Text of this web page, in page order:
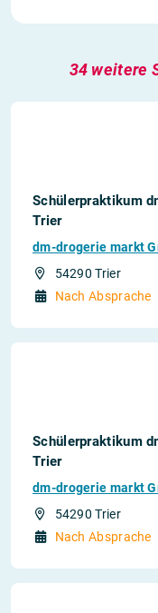
34 weitere
Schülerpraktikum
Trier
dm-drogerie markt
54290 Trier
Nach Absprache
Schülerpraktikum
Trier
dm-drogerie markt
54290 Trier
Nach Absprache